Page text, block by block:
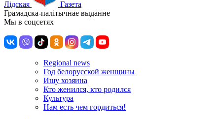
Лiдская
Газета
Грамадска-палiтычнае выданне
Мы в соцсетях
Regional news
Год белорусской женщины
Ищу хозяина
Кто женился, кто родился
Культура
Нам есть чем гордиться!